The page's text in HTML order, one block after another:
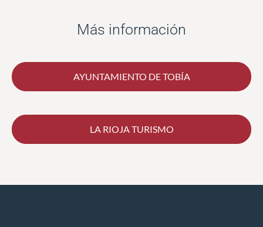
Más información
AYUNTAMIENTO DE TOBÍA
LA RIOJA TURISMO